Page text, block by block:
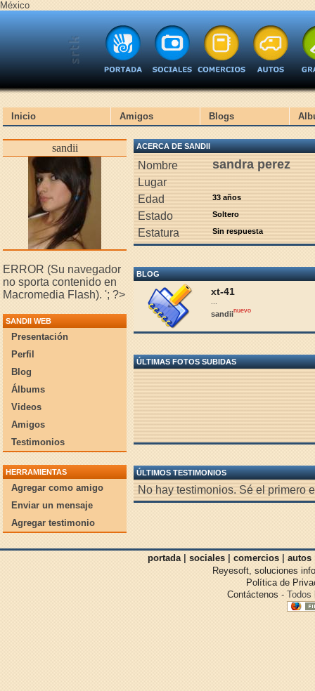
México
Inicio Amigos Blogs
sandii
ERROR (Su navegador
no sporta contenido en
Macromedia Flash). '; ?>
SANDII WEB
Presentación
Perfil
Blog
Álbums
Videos
Amigos
Testimonios
HERRAMIENTAS
Agregar como amigo
Enviar un mensaje
Agregar testimonio
ACERCA DE SANDII
Nombre sandra perez
Lugar
Edad
33 años
Estado Soltero
Estatura Sin respuesta
BLOG
xt-41
sandiinuevo
ÚLTIMAS FOTOS SUBIDAS
ÚLTIMOS TESTIMONIOS
No hay testimonios. Sé el primero
portada | sociales | comercios | autos
Reyesoft, soluciones
Política de
Contáctenos - Todos